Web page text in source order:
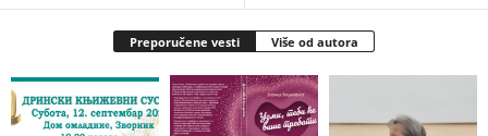
Preporučene vesti Više od autora